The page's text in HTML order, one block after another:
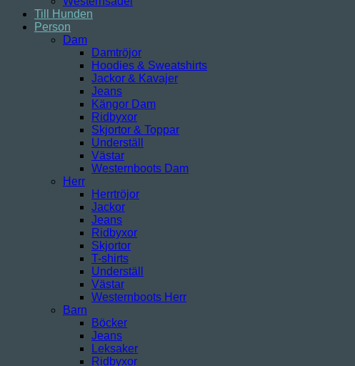
Till Hunden
Person
Dam
Damtröjor
Hoodies & Sweatshirts
Jackor & Kavajer
Jeans
Kängor Dam
Ridbyxor
Skjortor & Toppar
Underställ
Västar
Westernboots Dam
Herr
Herrtröjor
Jackor
Jeans
Ridbyxor
Skjortor
T-shirts
Underställ
Västar
Westernboots Herr
Barn
Böcker
Jeans
Leksaker
Ridbyxor